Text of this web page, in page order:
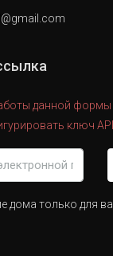
данной
ключ API
дома только для